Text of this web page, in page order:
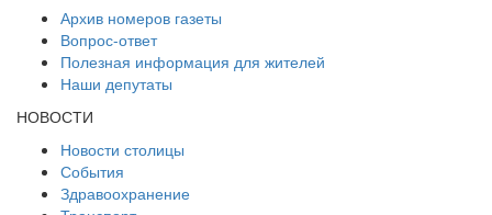
Архив номеров газеты
Вопрос-ответ
Полезная информация для жителей
Наши депутаты
НОВОСТИ
Новости столицы
События
Здравоохранение